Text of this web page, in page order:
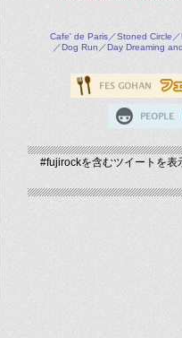
Cafe' de Paris／Stoned Circle
／Dog Run／Day Dreaming
#fujirockを含むツイートを表